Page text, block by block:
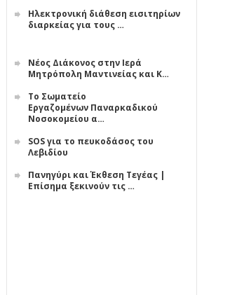
Ηλεκτρονική διάθεση εισιτηρίων
διαρκείας για τους …
Νέος Διάκονος στην Ιερά
Μητρόπολη Μαντινείας και Κ…
Το Σωματείο
Εργαζομένων Παναρκαδικού
Νοσοκομείου α…
SOS για το πευκοδάσος του
Λεβιδίου
Πανηγύρι και Έκθεση Τεγέας |
Επίσημα ξεκινούν τις …